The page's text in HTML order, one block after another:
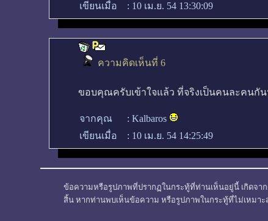
เขียนเมื่อ
: 10 เม.ย. 54 13:30:09
ความคิดเห็นที่ 6
ขอบคุณครับเข้าใจแล้ว ที่จริงเป็นคนละคนกั
จากคุณ : Kalbaros
เขียนเมื่อ
: 10 เม.ย. 54 14:25:49
ข้อความหรือรูปภาพที่ปรากฏในกระทู้ที่ท่านเห็นอยู่นี้ เกิดจา
สิ้น หากท่านพบเห็นข้อความ หรือรูปภาพในกระทู้ที่ไม่เหมา